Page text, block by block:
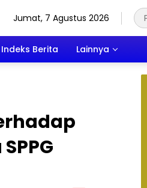
Jumat, 7 Agustus 2026
Indeks Berita Lainnya